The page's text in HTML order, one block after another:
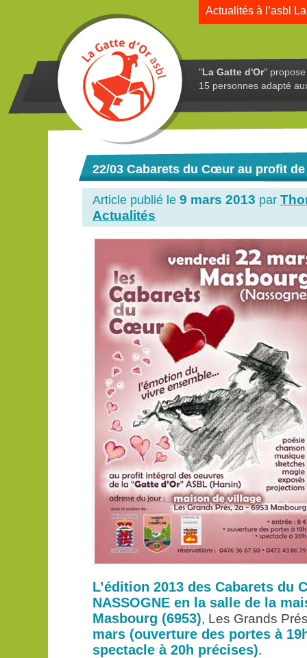
Actualités à l’asbl
"La Gatte d'Or"
15 personnes adapté
22/03 Cabarets du Cœur au profit de
Article publié le 9 mars 2013 par
Actualités
L’édition 2013 des Cabarets du
NASSOGNE en la salle de la
Masbourg (6953), Les Grands
mars (ouverture des portes à
spectacle à 20h précises).